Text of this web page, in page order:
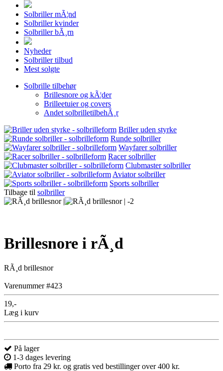
Solbriller mÃ¦nd
Solbriller kvinder
Solbriller bÃ¸rn
Nyheder
Solbriller tilbud
Mest solgte
Solbrille tilbehør
Brillesnore og kÃ¦der
Brilleetuier og covers
Andet solbrilletilbehÃ¸r
Briller uden styrke
Runde solbriller
Wayfarer solbriller
Racer solbriller
Clubmaster solbriller
Aviator solbriller
Sports solbriller
Tilbage til solbriller
Brillesnore i rÃ¸d
RÃ¸d brillesnor
Varenummer #423
19,-
Læg i kurv
På lager
1-3 dages levering
Porto fra 29 kr. og gratis ved bestillinger over 400 kr.